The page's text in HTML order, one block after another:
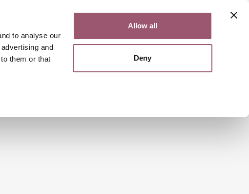
to analyse our
and
them or that
Allow all
DenySök